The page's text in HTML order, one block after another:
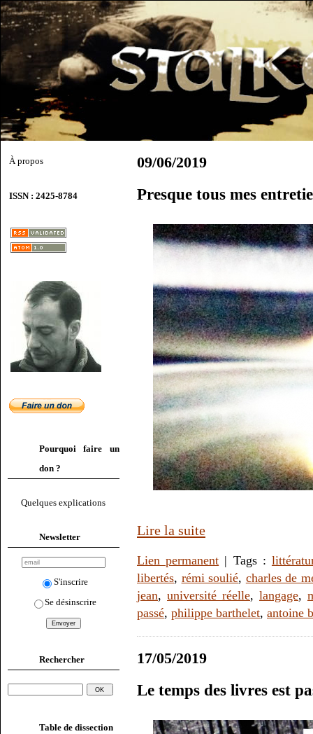
À propos
ISSN : 2425-8784
Pourquoi faire un
don ?
Quelques explications
Newsletter
S'inscrire
Se désinscrire
Rechercher
Table de dissection
09/06/2019
Presque tous mes
Lire la suite
Lien permanent | Tags :
libertés, rémi soulié, charles de
jean, université réelle, langage,
passé, philippe barthelet, antoine
17/05/2019
Le temps des livres est